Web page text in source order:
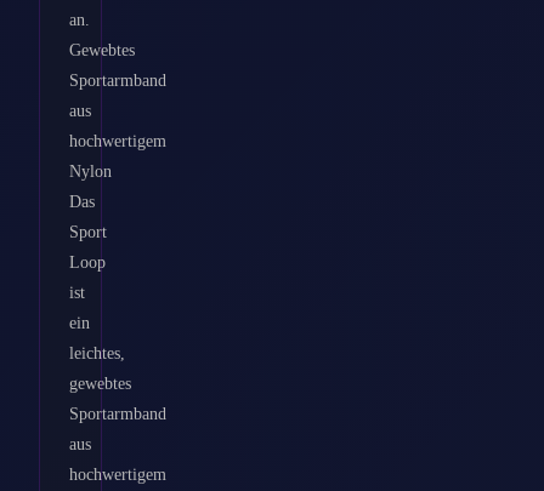
an.
Gewebtes
Sportarmband
aus
hochwertigem
Nylon
Das
Sport
Loop
ist
ein
leichtes,
gewebtes
Sportarmband
aus
hochwertigem